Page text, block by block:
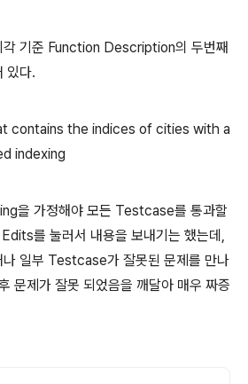
각 기준 Function Description의 두번째
있다.
contains the indices of cities with a
indexing
을 가정해야 모든 Testcase를 통과할
를 눌러서 내용을 보내기는 했는데,
나 일부 Testcase가 잘못된 문제를 만나
문제가 잘못 되었음을 깨달아 매우 짜증